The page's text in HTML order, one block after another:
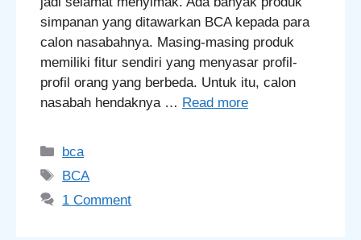
simpanan yang ditawarkan BCA kepada para
calon nasabahnya. Masing-masing produk
memiliki fitur sendiri yang menyasar profil-
profil orang yang berbeda. Untuk itu, calon
nasabah hendaknya … Read more
Categories
bca
Tags
BCA
1 Comment